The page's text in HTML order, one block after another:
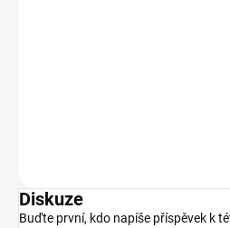
Diskuze
Buďte první, kdo napíše příspěvek k